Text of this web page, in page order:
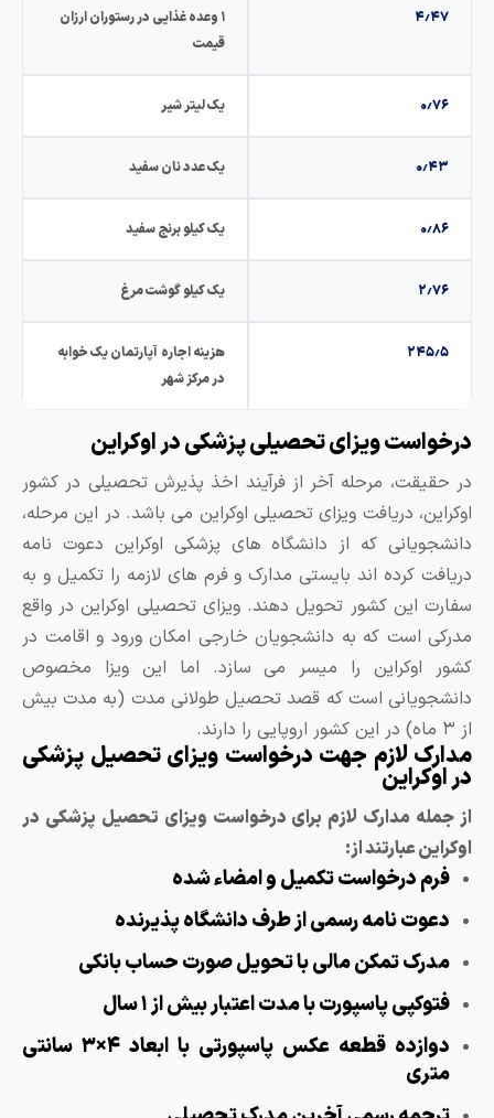
۴٫۴۷
۱ وعده غذایی در رستوران ارزان
قیمت
یک لیتر شیر
۰٫۴۳ یک عدد نان سفید
یک کیلو برنج سفید
۲٫۷۶ یک کیلو گوشت مرغ
۲۴۵٫۵
هزینه اجاره آپارتمان یک خوابه
در مرکز شهر
ویزای تحصیلی پزشکی در اوکراین
حقیقت، مرحله آخر از فرآیند اخذ پذیرش تحصیلی در کشور
دریافت ویزای تحصیلی اوکراین می باشد. در این مرحله،
که از دانشگاه های پزشکی اوکراین دعوت نامه
کرده اند بایستی مدارک و فرم های لازمه را تکمیل و به
این کشور تحویل دهند. ویزای تحصیلی اوکراین در واقع
است که به دانشجویان خارجی امکان ورود و اقامت در
اوکراین را میسر می سازد. اما این ویزا مخصوص
است که قصد تحصیل طولانی مدت (به مدت بیش
لازم جهت درخواست ویزای تحصیل پزشکی
اوکراین
جمله مدارک لازم برای درخواست ویزای تحصیل پزشکی در
عبارتند از:
فرم درخواست تکمیل و امضاء شده
دعوت نامه رسمی از طرف دانشگاه پذیرنده
مدرک تمکن مالی با تحویل صورت حساب بانکی
فتوکپی پاسپورت با مدت اعتبار بیش از ۱ سال
دوازده قطعه عکس پاسپورتی با ابعاد ۴×۳ سانتی
متری